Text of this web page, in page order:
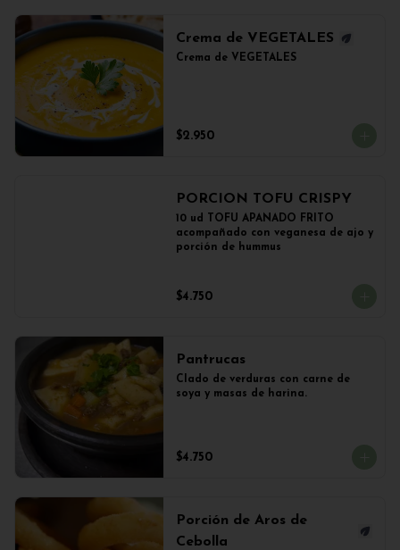
Crema de VEGETALES
Crema de VEGETALES
$2.950
PORCION TOFU CRISPY
10 ud TOFU APANADO FRITO
acompañado con veganesa de ajo y
porción de hummus
$4.750
Pantrucas
Clado de verduras con carne de
soya y masas de harina.
$4.750
Porción de Aros de
Cebolla